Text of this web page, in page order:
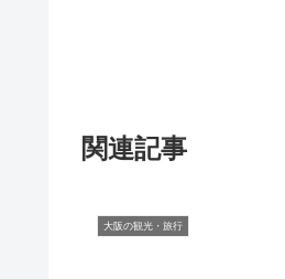
関連記事
大阪の観光・旅行